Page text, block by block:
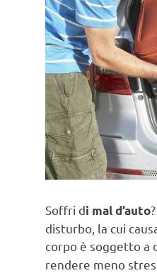
Soffri di mal d’auto
disturbo, la cui
corpo è soggetto a
rendere meno